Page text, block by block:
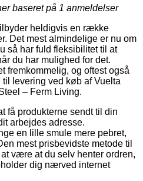
baseret på 1 anmeldelser
heldigvis en række
Det mest almindelige er nu om
så har fuld fleksibilitet til at
du har mulighed for det.
fremkommelig, og oftest også
levering ved køb af Vuelta
– Ferm Living.
få produkterne sendt til din
arbejdes adresse.
en lille smule mere pebret,
mest prisbevidste metode til
være at du selv henter ordren,
dig nærved internet